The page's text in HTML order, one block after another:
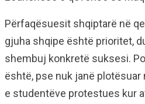
Përfaqësuesit shqiptarë në
gjuha shqipe është prioritet,
shembuj konkretë suksesi.
është, pse nuk janë
e studentëve protestues kur